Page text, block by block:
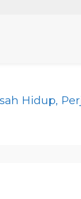
Hidup,